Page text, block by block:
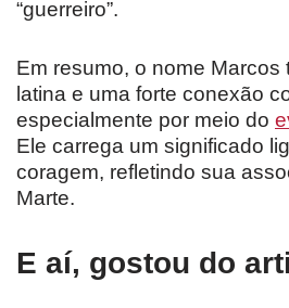
“guerreiro”.
Em resumo, o nome Marcos
latina e uma forte conexão
especialmente por meio do
Ele carrega um significado
coragem, refletindo sua
Marte.
E aí, gostou do